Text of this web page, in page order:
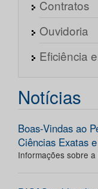
Contratos
Ouvidoria
Eficiência
Notícias
Boas-Vindas ao
Ciências Exatas
Informações sobre